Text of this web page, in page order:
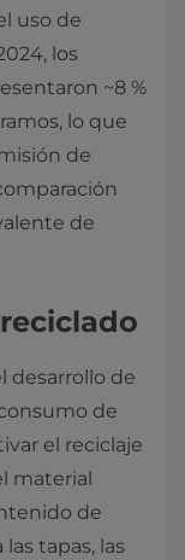
uso de
los
~8 %
lo que
de
de
desarrollo de
de
el reciclaje
material
de
tapas, las